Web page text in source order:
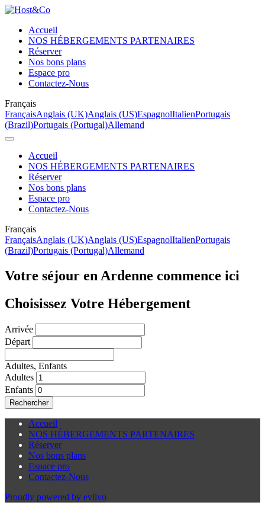
Accueil
NOS HÉBERGEMENTS PARTENAIRES
Réserver
Nos bons plans
Espace pro
Contactez-Nous
Français
FrançaisAnglais (UK)Anglais (US)EspagnolItalienPortugais
(Brazil)Portugais (Portugal)Allemand
Accueil
NOS HÉBERGEMENTS PARTENAIRES
Réserver
Nos bons plans
Espace pro
Contactez-Nous
Français
FrançaisAnglais (UK)Anglais (US)EspagnolItalienPortugais
(Brazil)Portugais (Portugal)Allemand
Votre séjour en Ardenne commence ici
Choisissez Votre Hébergement
Arrivée
Départ
Adultes, Enfants
Adultes
Enfants
Rechercher
Accueil
NOS HÉBERGEMENTS PARTENAIRES
Réserver
Nos bons plans
Espace pro
Contactez-Nous
Proudly powered by eviivo